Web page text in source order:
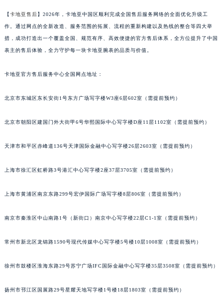
【 卡地亚售后 】2026年，卡地亚中国区顺利完成全国售后服务网络的全面优化升级工
作。通过网点的全新改造、服务范围的拓展、流程的重新构建以及热线的整合等四大举
措，成功打造出一个覆盖全国、规范有序、高效便捷的官方售后体系，全方位提升了中国
表主的售后体验，全力守护每一块卡地亚腕表的品质与价值。
卡地亚官方售后服务中心全国网点地址：
北京市东城区东长安街1号东方广场写字楼W3座6层602室（需提前预约）
北京市朝阳区建国门外大街甲6号华熙国际中心写字楼D座11层1102室（需提前预约）
天津市和平区赤峰道136号天津国际金融中心写字楼26层2603室（需提前预约）
上海市徐汇区虹桥路3号港汇中心写字楼2座37层3705室（需提前预约）
上海市黄浦区南京东路299号宏伊国际广场写字楼8层806室（需提前预约）
南京市秦淮区中山南路1号（新街口）南京中心写字楼22层C1-1室（需提前预约）
常州市新北区龙锦路1590号现代传媒中心写字楼5号楼10层1008室（需提前预约）
徐州市鼓楼区淮海东路29号苏宁广场IFC国际金融中心写字楼35层3508室（需提前预约）
扬州市邗江区国展路29号星耀天地写字楼1号楼18层1803室（需提前预约）